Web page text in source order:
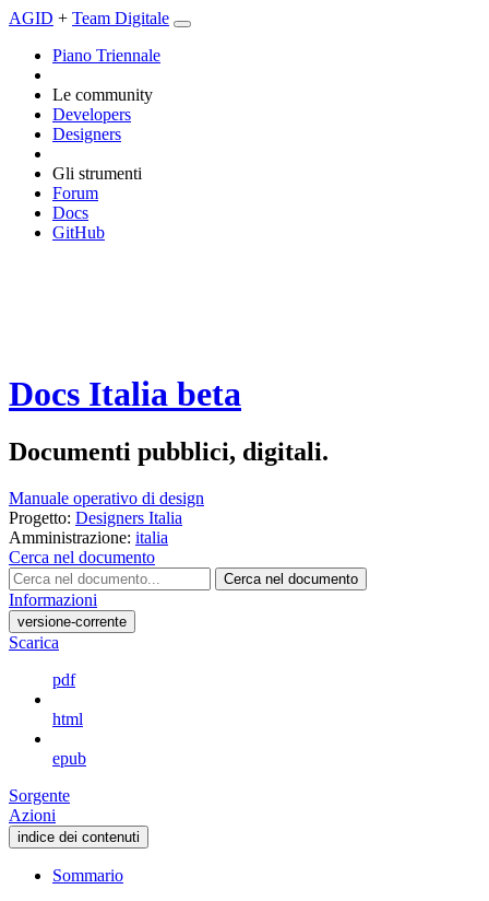
AGID + Team Digitale
Piano Triennale
Le community
Developers
Designers
Gli strumenti
Forum
Docs
GitHub
Docs Italia beta
Documenti pubblici, digitali.
Manuale operativo di design
Progetto: Designers Italia
Amministrazione: italia
Cerca nel documento
Cerca nel documento
Informazioni
versione-corrente
Scarica
pdf
html
epub
Sorgente
Azioni
indice dei contenuti
Sommario